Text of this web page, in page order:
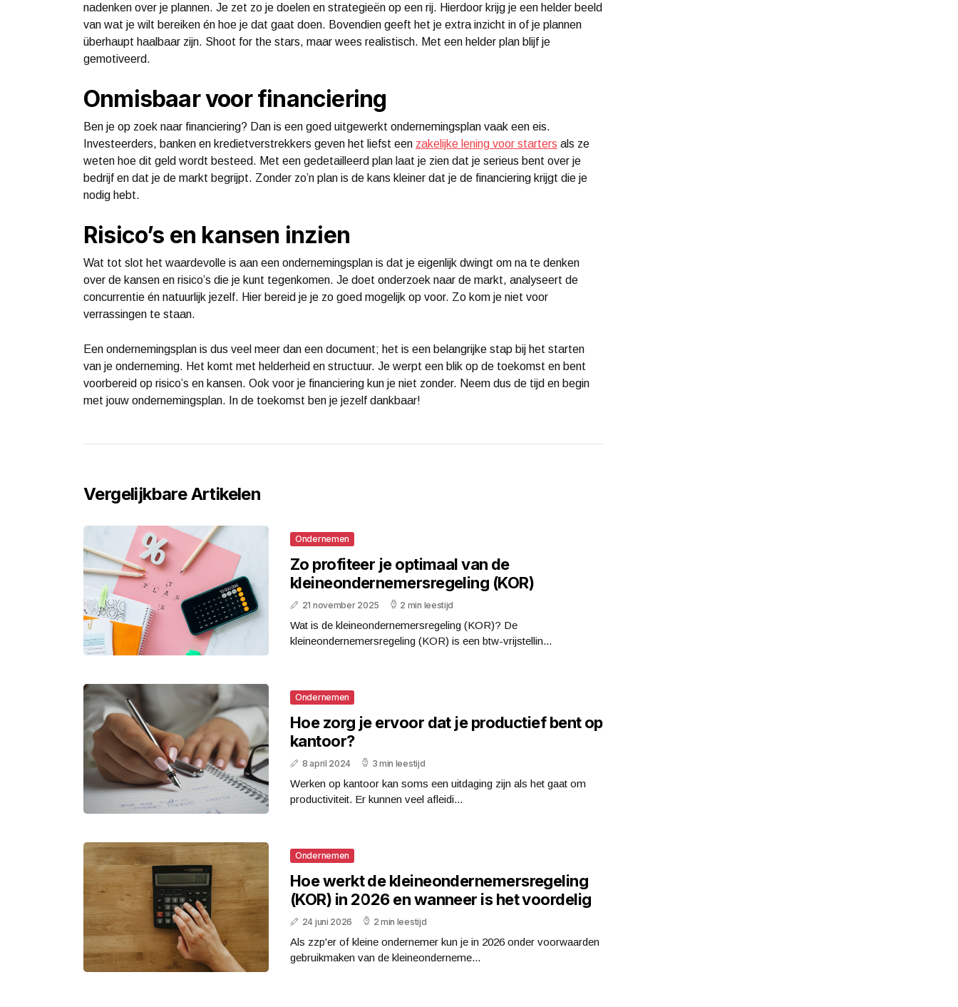
nadenken over je plannen. Je zet zo je doelen en strategieën op een rij. Hierdoor krijg je een helder beeld
van wat je wilt bereiken én hoe je dat gaat doen. Bovendien geeft het je extra inzicht in of je plannen
überhaupt haalbaar zijn. Shoot for the stars, maar wees realistisch. Met een helder plan blijf je
gemotiveerd.
Onmisbaar voor financiering
Ben je op zoek naar financiering? Dan is een goed uitgewerkt ondernemingsplan vaak een eis.
Investeerders, banken en kredietverstrekkers geven het liefst een zakelijke lening voor starters als ze
weten hoe dit geld wordt besteed. Met een gedetailleerd plan laat je zien dat je serieus bent over je
bedrijf en dat je de markt begrijpt. Zonder zo’n plan is de kans kleiner dat je de financiering krijgt die je
nodig hebt.
Risico’s en kansen inzien
Wat tot slot het waardevolle is aan een ondernemingsplan is dat je eigenlijk dwingt om na te denken
over de kansen en risico’s die je kunt tegenkomen. Je doet onderzoek naar de markt, analyseert de
concurrentie én natuurlijk jezelf. Hier bereid je je zo goed mogelijk op voor. Zo kom je niet voor
verrassingen te staan.
Een ondernemingsplan is dus veel meer dan een document; het is een belangrijke stap bij het starten
van je onderneming. Het komt met helderheid en structuur. Je werpt een blik op de toekomst en bent
voorbereid op risico’s en kansen. Ook voor je financiering kun je niet zonder. Neem dus de tijd en begin
met jouw ondernemingsplan. In de toekomst ben je jezelf dankbaar!
Vergelijkbare Artikelen
Ondernemen
Zo profiteer je optimaal van de
kleineondernemersregeling (KOR)
21 november 2025 2 min leestijd
Wat is de kleineondernemersregeling (KOR)? De
kleineondernemersregeling (KOR) is een btw-vrijstellin...
Ondernemen
Hoe zorg je ervoor dat je productief bent op
kantoor?
8 april 2024 3 min leestijd
Werken op kantoor kan soms een uitdaging zijn als het gaat om
productiviteit. Er kunnen veel afleidi...
Ondernemen
Hoe werkt de kleineondernemersregeling
(KOR) in 2026 en wanneer is het voordelig
24 juni 2026 2 min leestijd
Als zzp'er of kleine ondernemer kun je in 2026 onder voorwaarden
gebruikmaken van de kleineonderneme...